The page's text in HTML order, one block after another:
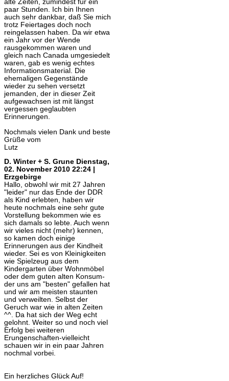
alte Zeiten, zumindest für ein
paar Stunden. Ich bin Ihnen
auch sehr dankbar, daß Sie mich
trotz Feiertages doch noch
reingelassen haben. Da wir etwa
ein Jahr vor der Wende
rausgekommen waren und
gleich nach Canada umgesiedelt
waren, gab es wenig echtes
Informationsmaterial. Die
ehemaligen Gegenstände
wieder zu sehen versetzt
jemanden, der in dieser Zeit
aufgewachsen ist mit längst
vergessen geglaubten
Erinnerungen.
Nochmals vielen Dank und beste
Grüße vom
Lutz
D. Winter + S. Grune Dienstag,
02. November 2010 22:24 |
Erzgebirge
Hallo, obwohl wir mit 27 Jahren
"leider" nur das Ende der DDR
als Kind erlebten, haben wir
heute nochmals eine sehr gute
Vorstellung bekommen wie es
sich damals so lebte. Auch wenn
wir vieles nicht (mehr) kennen,
so kamen doch einige
Erinnerungen aus der Kindheit
wieder. Sei es von Kleinigkeiten
wie Spielzeug aus dem
Kindergarten über Wohnmöbel
oder dem guten alten Konsum-
der uns am "besten" gefallen hat
und wir am meisten staunten
und verweilten. Selbst der
Geruch war wie in alten Zeiten
^^. Da hat sich der Weg echt
gelohnt. Weiter so und noch viel
Erfolg bei weiteren
Erungenschaften-vielleicht
schauen wir in ein paar Jahren
nochmal vorbei.
Ein herzliches Glück Auf!